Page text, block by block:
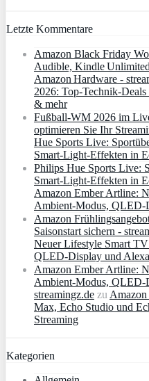
Letzte Kommentare
Amazon Black Friday
Audible, Kindle
Amazon Hardware -
2026: Top-Technik-
& mehr
Fußball-WM 2026 im
optimieren Sie Ihr
Hue Sports Live:
Smart‑Light‑Effekten in
Philips Hue Sports Live:
Smart‑Light‑Effekten in
Amazon Ember Artline:
Ambient‑Modus,
Amazon
Saisonstart sichern -
Neuer Lifestyle Smart
QLED‑Display und
Amazon Ember Artline:
Ambient‑Modus,
streamingz.de zu
Max, Echo Studio und
Streaming
Kategorien